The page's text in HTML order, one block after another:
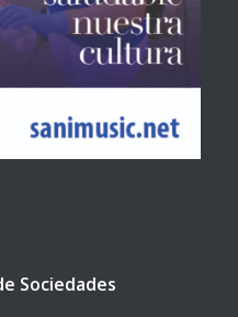
Sociedades